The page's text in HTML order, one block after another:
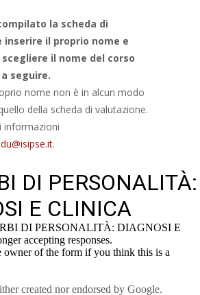
la scheda di
inserire il proprio nome e
il nome del corso
seguire.
nome non è in alcun modo
della scheda di valutazione.
informazioni
.